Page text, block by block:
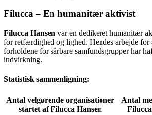
Filucca – En humanitær aktivist
Filucca Hansen var en dedikeret humanitær
for retfærdighed og lighed. Hendes arbejde for
forholdene for sårbare samfundsgrupper har
indvirkning.
Statistisk sammenligning:
Antal velgørende organisationer
startet af Filucca Hansen
Antal